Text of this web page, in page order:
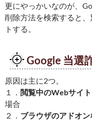
更にやっかいなのが、
削除方法を検索すると
トする。
Google 当選
原因は主に2つ。
１． 閲覧中のWebサイ
場合
２． ブラウザのアドオ